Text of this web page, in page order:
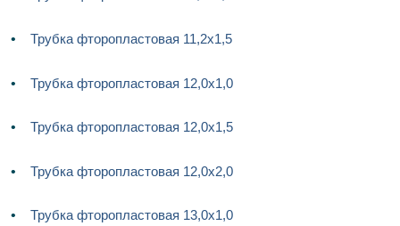
Трубка фторопластовая 11,2х1,5
Трубка фторопластовая 12,0х1,0
Трубка фторопластовая 12,0х1,5
Трубка фторопластовая 12,0х2,0
Трубка фторопластовая 13,0х1,0